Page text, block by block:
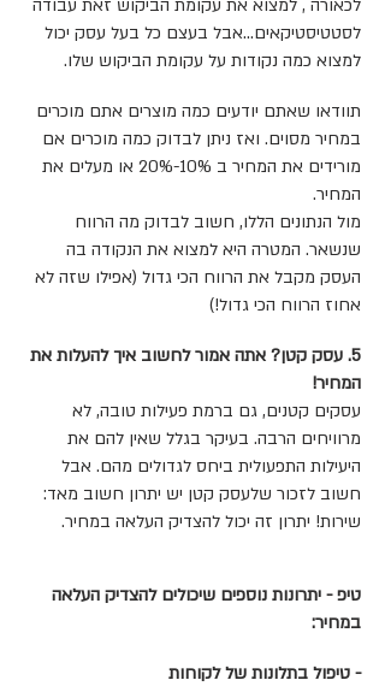
לכאורה , למצוא את עקומת הביקוש זאת עבודה
לסטטיסטיקאים...אבל בעצם כל בעל עסק יכול
למצוא כמה נקודות על עקומת הביקוש שלו.
תוודאו שאתם יודעים כמה מוצרים אתם מוכרים
במחיר מסוים. ואז ניתן לבדוק כמה מוכרים אם
מורידים את המחיר ב 10%-20% או מעלים את
המחיר.
מול הנתונים הללו, חשוב לבדוק מה הרווח
שנשאר. המטרה היא למצוא את הנקודה בה
העסק מקבל את הרווח הכי גדול (אפילו שזה לא
אחוז הרווח הכי גדול!)
5. עסק קטן? אתה אמור לחשוב איך להעלות את
המחיר!
עסקים קטנים, גם ברמת פעילות טובה, לא
מרוויחים הרבה. בעיקר בגלל שאין להם את
היעילות התפעולית ביחס לגדולים מהם. אבל
חשוב לזכור שלעסק קטן יש יתרון חשוב מאד:
שירות! יתרון זה יכול להצדיק העלאה במחיר.
טיפ - יתרונות נוספים שיכולים להצדיק העלאה
במחיר:
- טיפול בתלונות של לקוחות